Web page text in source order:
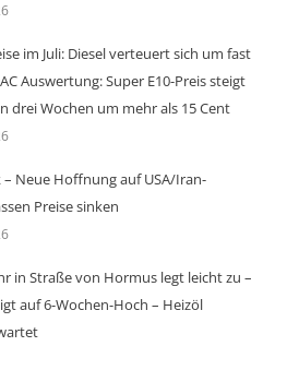
im Juli: Diesel verteuert sich um fast
Auswertung: Super E10-Preis steigt
drei Wochen um mehr als 15 Cent
Neue Hoffnung auf USA/Iran-
Preise sinken
in Straße von Hormus legt leicht zu –
auf 6-Wochen-Hoch – Heizöl